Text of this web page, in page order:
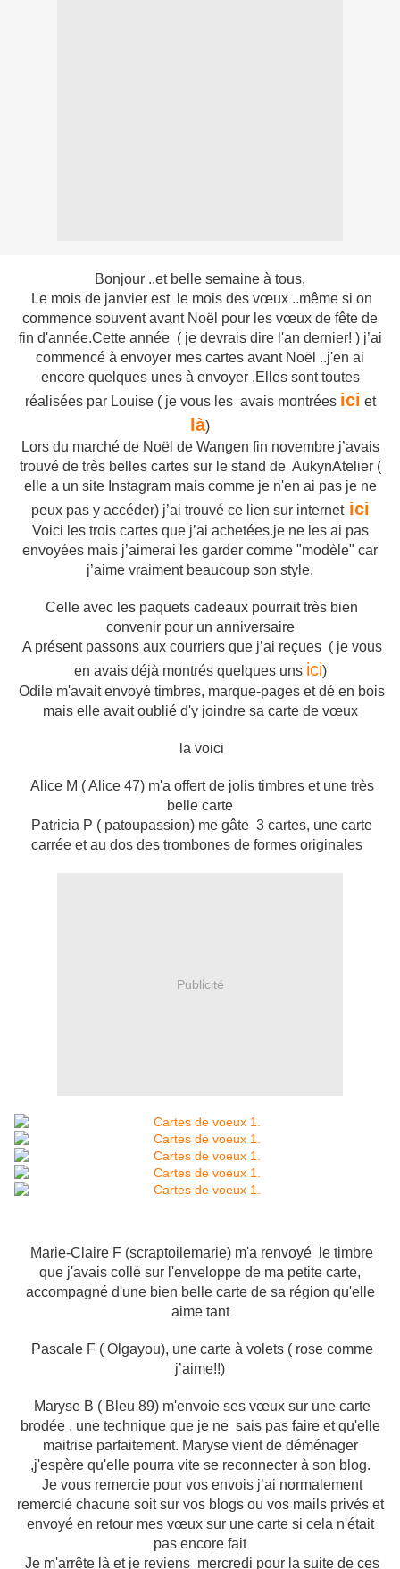
Bonjour ..et belle semaine à tous,
Le mois de janvier est le mois des vœux ..même si on
commence souvent avant Noël pour les vœux de fête de
fin d'année.Cette année ( je devrais dire l'an dernier! ) j’ai
commencé à envoyer mes cartes avant Noël ..j'en ai
encore quelques unes à envoyer .Elles sont toutes
réalisées par Louise ( je vous les avais montrées ici et
là)
Lors du marché de Noël de Wangen fin novembre j’avais
trouvé de très belles cartes sur le stand de AukynAtelier (
elle a un site Instagram mais comme je n'en ai pas je ne
peux pas y accéder) j’ai trouvé ce lien sur internetici
Voici les trois cartes que j’ai achetées.je ne les ai pas
envoyées mais j’aimerai les garder comme "modèle" car
j’aime vraiment beaucoup son style.
Celle avec les paquets cadeaux pourrait très bien
convenir pour un anniversaire
A présent passons aux courriers que j’ai reçues ( je vous
en avais déjà montrés quelques uns ici)
Odile m'avait envoyé timbres, marque-pages et dé en bois
mais elle avait oublié d'y joindre sa carte de vœux
la voici
Alice M ( Alice 47) m'a offert de jolis timbres et une très
belle carte
Patricia P ( patoupassion) me gâte 3 cartes, une carte
carrée et au dos des trombones de formes originales
Publicité
Marie-Claire F (scraptoilemarie) m'a renvoyé le timbre
que j'avais collé sur l'enveloppe de ma petite carte,
accompagné d'une bien belle carte de sa région qu'elle
aime tant
Pascale F ( Olgayou), une carte à volets ( rose comme
j’aime!!)
Maryse B ( Bleu 89) m'envoie ses vœux sur une carte
brodée , une technique que je ne sais pas faire et qu'elle
maitrise parfaitement. Maryse vient de déménager
,j'espère qu'elle pourra vite se reconnecter à son blog.
Je vous remercie pour vos envois j’ai normalement
remercié chacune soit sur vos blogs ou vos mails privés et
envoyé en retour mes vœux sur une carte si cela n'était
pas encore fait
Je m'arrête là et je reviens mercredi pour la suite de ces